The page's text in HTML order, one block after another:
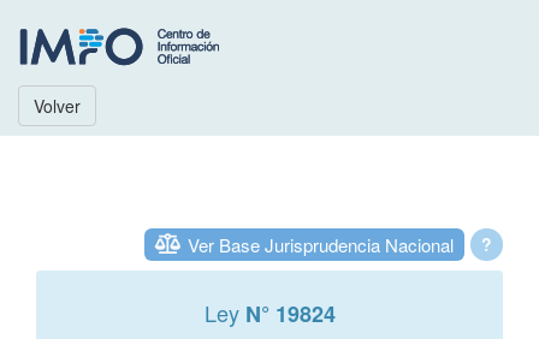
Volver
?
Ver Base Jurisprudencia Nacional
Ley N° 19824